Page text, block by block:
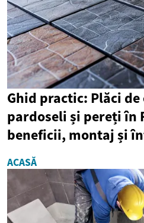
Ghid practic: Plăci
pardoseli și pereți în
beneficii, montaj și
ACASĂ